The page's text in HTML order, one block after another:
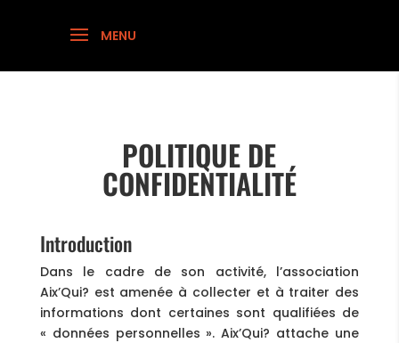
POLITIQUE DE
CONFIDENTIALITÉ
Introduction
Dans le cadre de son activité, l’association
Aix’Qui? est amenée à collecter et à traiter des
informations dont certaines sont qualifiées de
« données personnelles ». Aix’Qui? attache une